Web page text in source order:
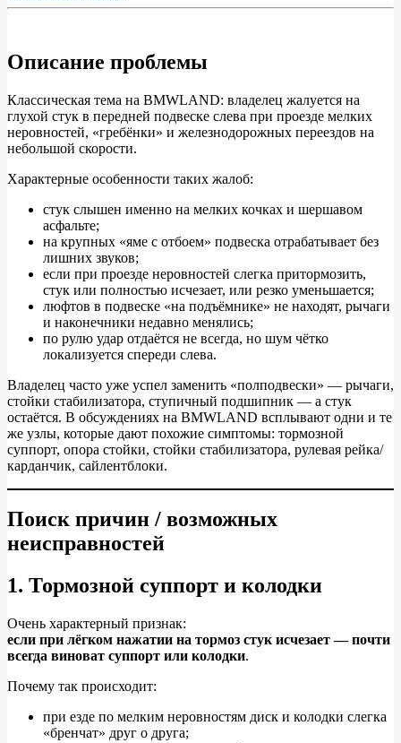
в
передней
подвеске
BMW:
отличить
стук
стоек,
рычагов
суппортов
Описание проблемы
Классическая тема на BMWLAND: владелец жалуется на
глухой стук в передней подвеске слева при проезде мелких
неровностей, «гребёнки» и железнодорожных переездов на
небольшой скорости.
Характерные особенности таких жалоб:
стук слышен именно на мелких кочках и шершавом
асфальте;
на крупных «яме с отбоем» подвеска отрабатывает без
лишних звуков;
если при проезде неровностей слегка притормозить,
стук или полностью исчезает, или резко уменьшается;
люфтов в подвеске «на подъёмнике» не находят, рычаги
и наконечники недавно менялись;
по рулю удар отдаётся не всегда, но шум чётко
локализуется спереди слева.
Владелец часто уже успел заменить «полподвески» — рычаги,
стойки стабилизатора, ступичный подшипник — а стук
остаётся. В обсуждениях на BMWLAND всплывают одни и те
же узлы, которые дают похожие симптомы: тормозной
суппорт, опора стойки, стойки стабилизатора, рулевая рейка/
карданчик, сайлентблоки.
Поиск причин / возможных
неисправностей
1. Тормозной суппорт и колодки
Очень характерный признак:
если при лёгком нажатии на тормоз стук исчезает — почти
всегда виноват суппорт или колодки.
Почему так происходит:
при езде по мелким неровностям диск и колодки слегка
«бренчат» друг о друга;